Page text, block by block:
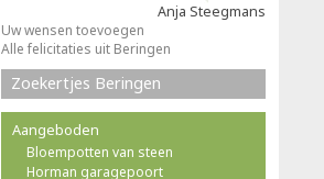
Anja Steegmans
Uw wensen toevoegen
Alle felicitaties uit Beringen
Zoekertjes Beringen
Aangeboden
Bloempotten van steen
Horman garagepoort